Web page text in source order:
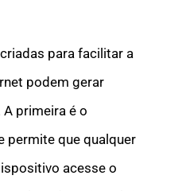
para facilitar a
podem gerar
primeira é o
permite que qualquer
acesse o